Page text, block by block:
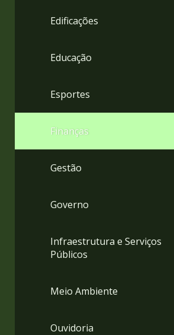
Edificações
Educação
Esportes
Finanças
Gestão
Governo
Infraestrutura e Serviços
Públicos
Meio Ambiente
Ouvidoria